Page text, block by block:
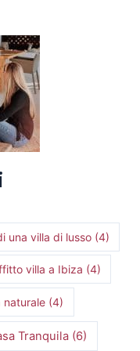
una villa di lusso(4)
villa a Ibiza (4)
naturale (4)
Tranquila(6)